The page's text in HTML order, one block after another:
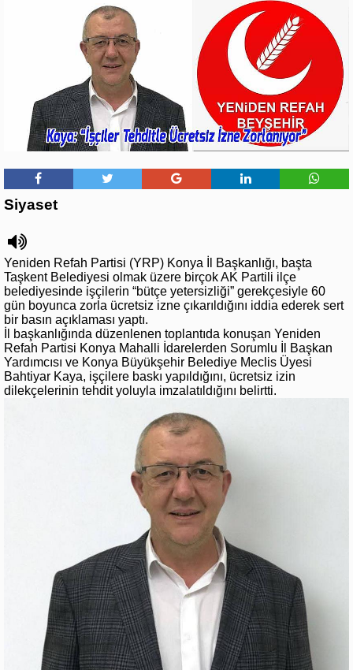
Siyaset
Yeniden Refah Partisi (YRP) Konya İl Başkanlığı, başta
Taşkent Belediyesi olmak üzere birçok AK Partili ilçe
belediyesinde işçilerin “bütçe yetersizliği” gerekçesiyle 60
gün boyunca zorla ücretsiz izne çıkarıldığını iddia ederek sert
bir basın açıklaması yaptı.
İl başkanlığında düzenlenen toplantıda konuşan Yeniden
Refah Partisi Konya Mahalli İdarelerden Sorumlu İl Başkan
Yardımcısı ve Konya Büyükşehir Belediye Meclis Üyesi
Bahtiyar Kaya, işçilere baskı yapıldığını, ücretsiz izin
dilekçelerinin tehdit yoluyla imzalatıldığını belirtti.